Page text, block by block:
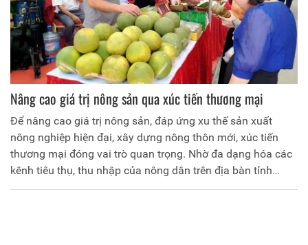
Nâng cao giá trị nông sản qua xúc tiến thương mại
Để nâng cao giá trị nông sản, đáp ứng xu thế sản xuất
nông nghiệp hiện đại, xây dựng nông thôn mới, xúc tiến
thương mại đóng vai trò quan trọng. Nhờ đa dạng hóa các
kênh tiêu thụ, thu nhập của nông dân trên địa bàn tỉnh
ngày càng được nâng lên, góp phần xây dựng nông thôn